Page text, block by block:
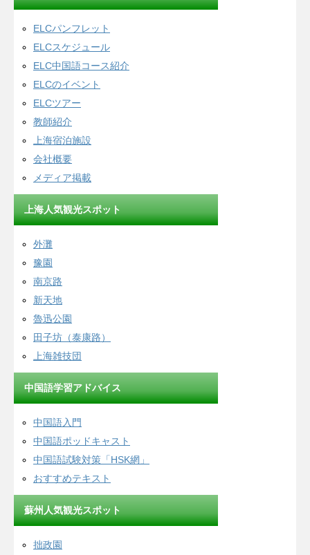
ELCパンフレット
ELCスケジュール
ELC中国語コース紹介
ELCのイベント
ELCツアー
教師紹介
上海宿泊施設
会社概要
メディア掲載
上海人気観光スポット
外灘
豫園
南京路
新天地
魯迅公園
田子坊（泰康路）
上海雑技団
中国語学習アドバイス
中国語入門
中国語ポッドキャスト
中国語試験対策「HSK網」
おすすめテキスト
蘇州人気観光スポット
拙政園